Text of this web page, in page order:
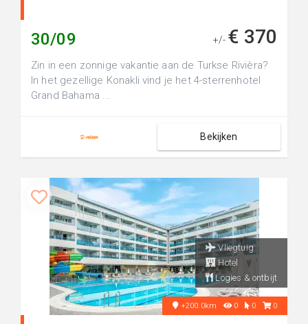
30/09 +/- € 370
Zin in een zonnige vakantie aan de Turkse Rivièra?
In het gezellige Konakli vind je het 4-sterrenhotel
Grand Bahama ...
Bekijken
Vliegtuig
Hotel
Logies & ontbijt
+200.0km 0 0 0